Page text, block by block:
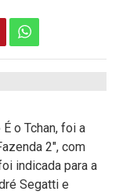
o Tchan, foi a
2", com
indicada para a
Segatti e